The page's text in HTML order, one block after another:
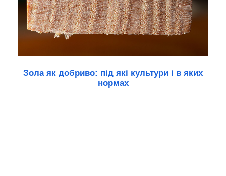
Зола як добриво: під які культури і в яких
нормах